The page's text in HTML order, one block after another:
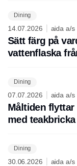
Dining
14.07.2026 aida a/s
Sätt färg på
vattenflaska
Dining
07.07.2026 aida a/s
Måltiden
med
Dining
30.06.2026 aida a/s